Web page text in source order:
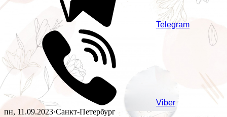
Telegram
Viber
пн, 11.09.2023·Санкт-Петербург